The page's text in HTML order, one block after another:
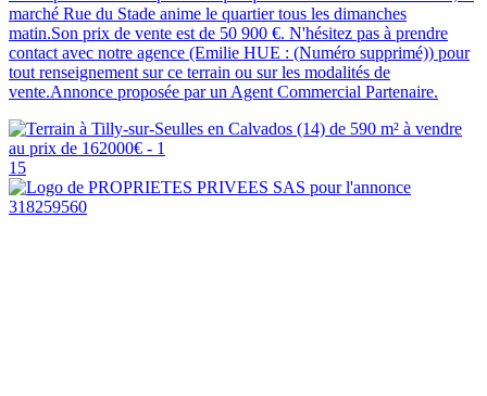
marché Rue du Stade anime le quartier tous les dimanches
matin.Son prix de vente est de 50 900 €. N'hésitez pas à prendre
contact avec notre agence (Emilie HUE : (Numéro supprimé)) pour
tout renseignement sur ce terrain ou sur les modalités de
vente.Annonce proposée par un Agent Commercial Partenaire.
15